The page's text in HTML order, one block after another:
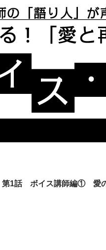
第1話 ボイス講師編① 愛